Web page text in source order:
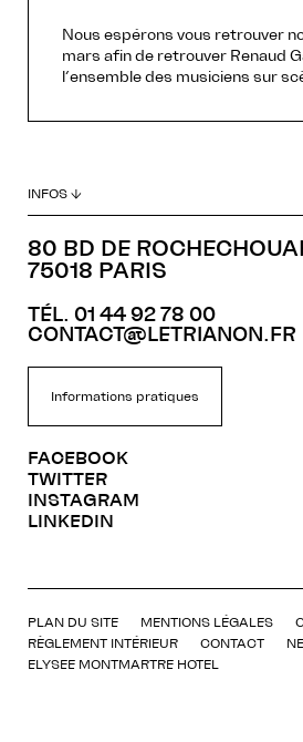
Nous espérons vous retrouver
mars afin de retrouver Renaud
l’ensemble des musiciens sur
INFOS ↓
80 BD DE
75018 PARIS
TÉL. 01 44 92 78 00
CONTACT@LETRIANON.FR
Informations pratiques
FACEBOOK
TWITTER
INSTAGRAM
LINKEDIN
PLAN DU SITE MENTIONS LÉGALES
RÈGLEMENT INTÉRIEUR
CONTACT
ELYSEE MONTMARTRE HOTEL